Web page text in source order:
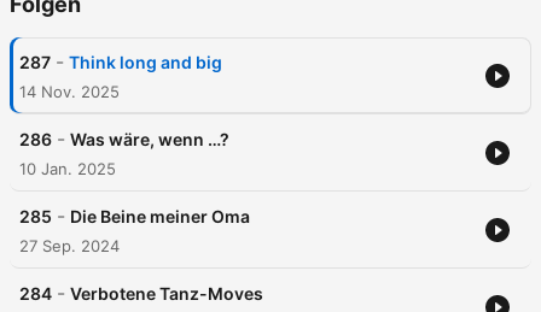
287 - Think long and big
14 Nov. 2025
286 - Was wäre, wenn …?
10 Jan. 2025
285 - Die Beine meiner Oma
27 Sep. 2024
284 - Verbotene Tanz-Moves